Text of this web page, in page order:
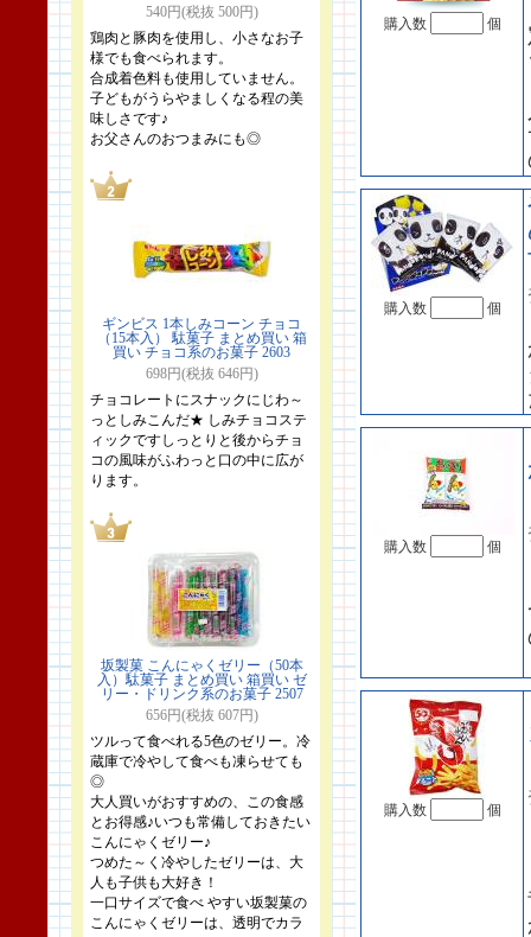
540円(税抜 500円)
鶏肉と豚肉を使用し、小さなお子
様でも食べられます。
合成着色料も使用していません。
子どもがうらやましくなる程の美
味しさです♪
お父さんのおつまみにも◎
ギンビス 1本しみコーン チョコ
（15本入） 駄菓子 まとめ買い 箱
買い チョコ系のお菓子 2603
698円(税抜 646円)
チョコレートにスナックにじわ～
っとしみこんだ★ しみチョコステ
ィックですしっとりと後からチョ
コの風味がふわっと口の中に広が
ります。
坂製菓 こんにゃくゼリー（50本
入）駄菓子 まとめ買い 箱買い ゼ
リー・ドリンク系のお菓子 2507
656円(税抜 607円)
ツルって食べれる5色のゼリー。冷
蔵庫で冷やして食べも凍らせても
◎
大人買いがおすすめの、この食感
とお得感♪いつも常備しておきたい
こんにゃくゼリー♪
つめた～く冷やしたゼリーは、大
人も子供も大好き！
一口サイズで食べ やすい坂製菓の
こんにゃくゼリーは、透明でカラ
購入数 個
購入数 個
購入数 個
購入数 個